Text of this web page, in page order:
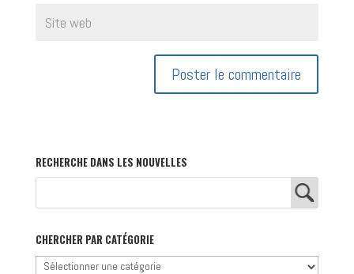
RECHERCHE DANS LES NOUVELLES
CHERCHER PAR CATÉGORIE
Chercher